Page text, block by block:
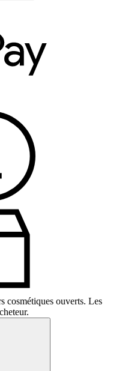
cosmétiques ouverts. Les